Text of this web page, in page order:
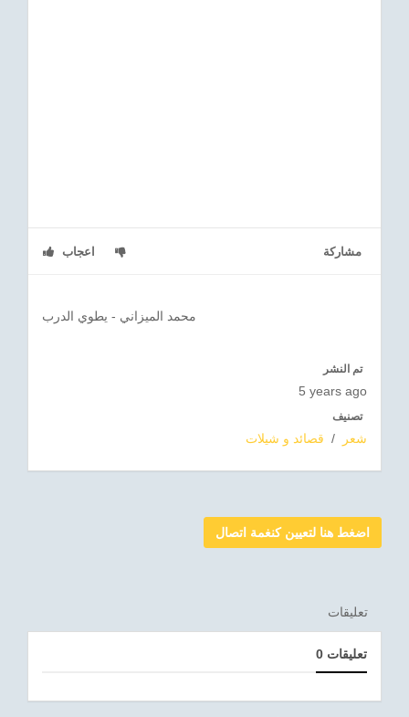
اعجاب مشاركة
محمد الميزاني - يطوي الدرب
تم النشر
5 years ago
تصنيف
شعر / قصائد و شيلات
اضغط هنا لتعيين كنغمة اتصال
تعليقات
0 تعليقات